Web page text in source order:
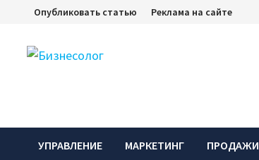
Перейти
содержимому
Опубликовать статью Реклама на сайте
УПРАВЛЕНИЕ МАРКЕТИНГ ПРОДАЖИ